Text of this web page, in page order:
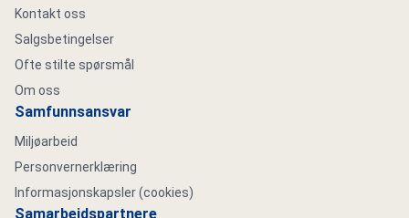
Kontakt oss
Salgsbetingelser
Ofte stilte spørsmål
Om oss
Samfunnsansvar
Miljøarbeid
Personvernerklæring
Informasjonskapsler (cookies)
Samarbeidspartnere